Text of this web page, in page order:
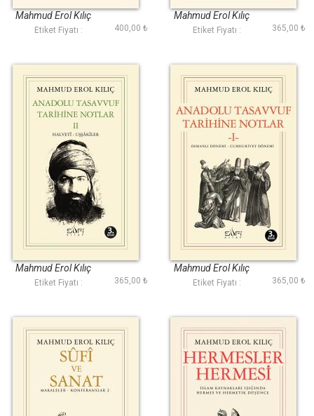
Mahmud Erol Kılıç
Etiket Fiyatı : 400,00 ₺
Mahmud Erol Kılıç
Etiket Fiyatı : 365,00 ₺
Anadolu Tasavvuf
Mahmud Erol Kılıç
Etiket Fiyatı : 365,00 ₺
Anadolu Tasavvuf
Mahmud Erol Kılıç
Etiket Fiyatı : 365,00 ₺